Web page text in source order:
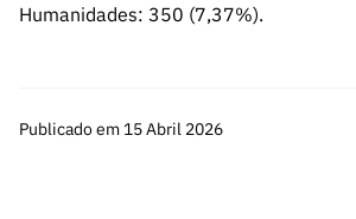
Humanidades: 350 (7,37%).
Publicado em 15 Abril 2026